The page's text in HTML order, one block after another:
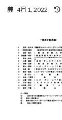
4月 1, 2022